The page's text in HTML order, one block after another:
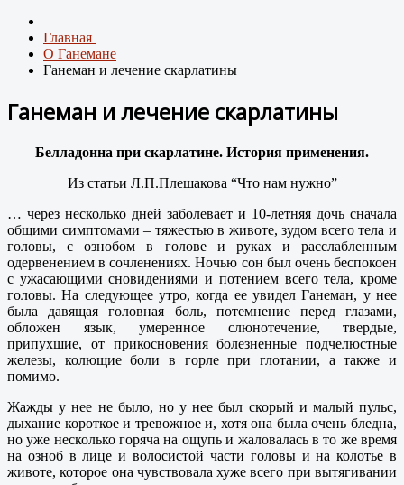
Главная
О Ганемане
Ганеман и лечение скарлатины
Ганеман и лечение скарлатины
Белладонна при скарлатине. История применения.
Из статьи Л.П.Плешакова “Что нам нужно”
… через несколько дней заболевает и 10-летняя дочь сначала
общими симптомами – тяжестью в животе, зудом всего тела и
головы, с ознобом в голове и руках и расслабленным
одервенением в сочленениях. Ночью сон был очень беспокоен
с ужасающими сновидениями и потением всего тела, кроме
головы. На следующее утро, когда ее увидел Ганеман, у нее
была давящая головная боль, потемнение перед глазами,
обложен язык, умеренное слюнотечение, твердые,
припухшие, от прикосновения болезненные подчелюстные
железы, колющие боли в горле при глотании, а также и
помимо.
Жажды у нее не было, но у нее был скорый и малый пульс,
дыхание короткое и тревожное и, хотя она была очень бледна,
но уже несколько горяча на ощупь и жаловалась в то же время
на озноб в лице и волосистой части головы и на колотье в
животе, которое она чувствовала хуже всего при вытягивании